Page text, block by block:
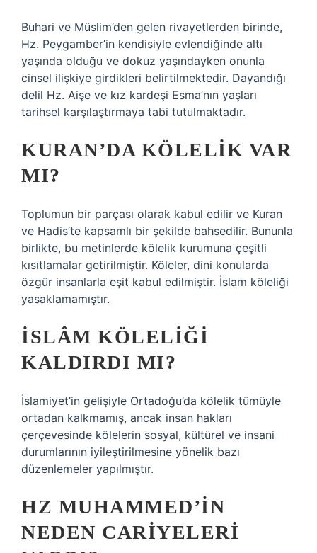
Buhari ve Müslim’den gelen rivayetlerden birinde,
Hz. Peygamber’in kendisiyle evlendiğinde altı
yaşında olduğu ve dokuz yaşındayken onunla
cinsel ilişkiye girdikleri belirtilmektedir. Dayandığı
delil Hz. Aişe ve kız kardeşi Esma’nın yaşları
tarihsel karşılaştırmaya tabi tutulmaktadır.
KURAN’DA KÖLELIK VAR
MI?
Toplumun bir parçası olarak kabul edilir ve Kuran
ve Hadis’te kapsamlı bir şekilde bahsedilir. Bununla
birlikte, bu metinlerde kölelik kurumuna çeşitli
kısıtlamalar getirilmiştir. Köleler, dini konularda
özgür insanlarla eşit kabul edilmiştir. İslam köleliği
yasaklamamıştır.
İSLÂM KÖLELIĞI
KALDIRDI MI?
İslamiyet’in gelişiyle Ortadoğu’da kölelik tümüyle
ortadan kalkmamış, ancak insan hakları
çerçevesinde kölelerin sosyal, kültürel ve insani
durumlarının iyileştirilmesine yönelik bazı
düzenlemeler yapılmıştır.
HZ MUHAMMED’IN
NEDEN CARIYELERI